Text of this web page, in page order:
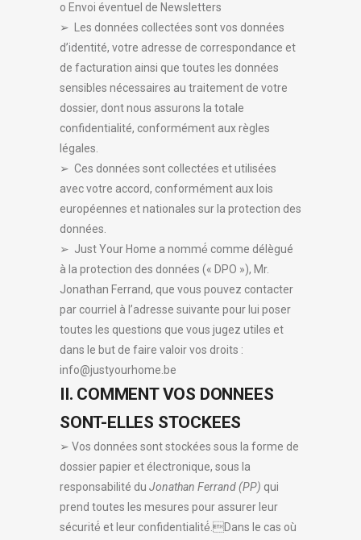
o Envoi éventuel de Newsletters
➢ Les données collectées sont vos données
d’identité, votre adresse de correspondance et
de facturation ainsi que toutes les données
sensibles nécessaires au traitement de votre
dossier, dont nous assurons la totale
confidentialité, conformément aux règles
légales.
➢ Ces données sont collectées et utilisées
avec votre accord, conformément aux lois
européennes et nationales sur la protection des
données.
➢ Just Your Home a nommé́ comme délègué
à la protection des données (« DPO »), Mr.
Jonathan Ferrand, que vous pouvez contacter
par courriel à l’adresse suivante pour lui poser
toutes les questions que vous jugez utiles et
dans le but de faire valoir vos droits :
info@justyourhome.be
II. COMMENT VOS DONNEES
SONT-ELLES STOCKEES
➢ Vos données sont stockées sous la forme de
dossier papier et électronique, sous la
responsabilité du Jonathan Ferrand (PP) qui
prend toutes les mesures pour assurer leur
sécurité́ et leur confidentialité́.Dans le cas où